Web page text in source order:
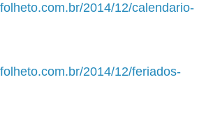
2014/12/calendario-
2014/12/feriados-